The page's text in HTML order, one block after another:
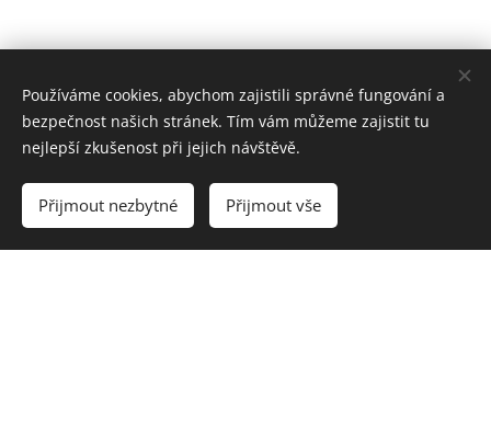
Používáme cookies, abychom zajistili správné fungování a
bezpečnost našich stránek. Tím vám můžeme zajistit tu
nejlepší zkušenost při jejich návštěvě.
Přijmout nezbytné Přijmout vše